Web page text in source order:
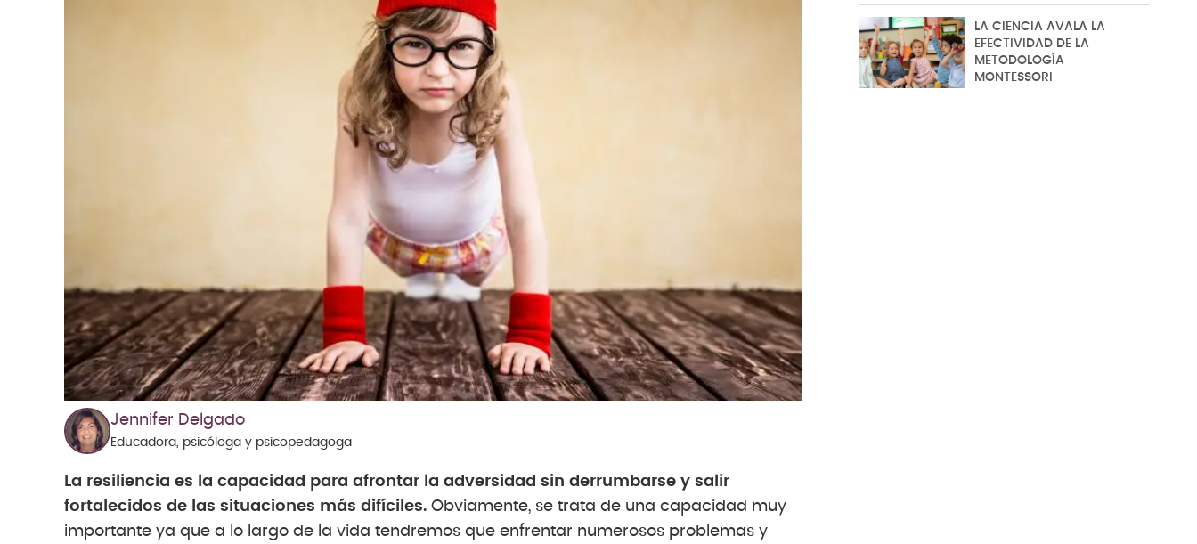
Jennifer Delgado
Educadora, psicóloga y psicopedagoga
La resiliencia es la capacidad para afrontar la adversidad sin derrumbarse y salir
fortalecidos de las situaciones más difíciles. Obviamente, se trata de una capacidad muy
importante ya que a lo largo de la vida tendremos que enfrentar numerosos problemas y
LA CIENCIA AVALA LA
EFECTIVIDAD DE LA
METODOLOGÍA
MONTESSORI